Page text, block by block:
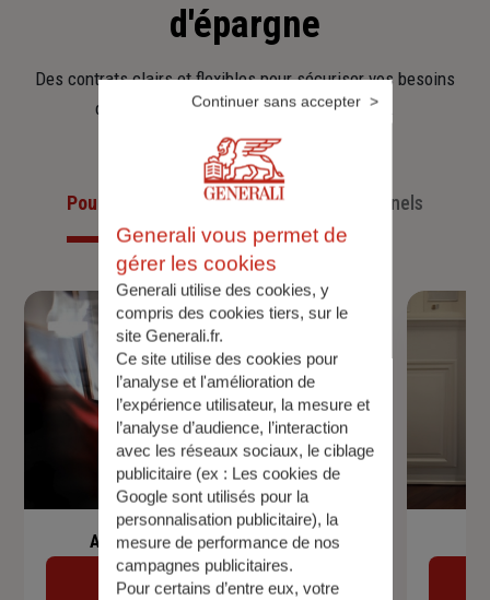
d'épargne
Des contrats clairs et flexibles pour sécuriser vos besoins
d’aujourd’hui et anticiper ceux de demain.
Pour les particuliersPour les professionnels
Assurance de prêt immobilier
Découvrir
Generali vous permet de
gérer les cookies
Generali utilise des cookies, y
compris des cookies tiers, sur le
site Generali.fr.
Ce site utilise des cookies pour
l’analyse et l'amélioration de
l’expérience utilisateur, la mesure et
l’analyse d’audience, l’interaction
avec les réseaux sociaux, le ciblage
publicitaire (ex : Les cookies de
Google sont utilisés pour la
personnalisation publicitaire), la
mesure de performance de nos
campagnes publicitaires.
Pour certains d’entre eux, votre
Continuer sans accepter